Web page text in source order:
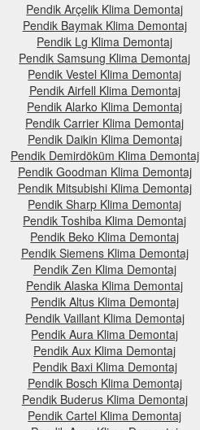
Pendik Arçelik Klima Demontaj
Pendik Baymak Klima Demontaj
Pendik Lg Klima Demontaj
Pendik Samsung Klima Demontaj
Pendik Vestel Klima Demontaj
Pendik Airfell Klima Demontaj
Pendik Alarko Klima Demontaj
Pendik Carrier Klima Demontaj
Pendik Daikin Klima Demontaj
Pendik Demirdöküm Klima Demontaj
Pendik Goodman Klima Demontaj
Pendik Mitsubishi Klima Demontaj
Pendik Sharp Klima Demontaj
Pendik Toshiba Klima Demontaj
Pendik Beko Klima Demontaj
Pendik Siemens Klima Demontaj
Pendik Zen Klima Demontaj
Pendik Alaska Klima Demontaj
Pendik Altus Klima Demontaj
Pendik Vaillant Klima Demontaj
Pendik Aura Klima Demontaj
Pendik Aux Klima Demontaj
Pendik Baxi Klima Demontaj
Pendik Bosch Klima Demontaj
Pendik Buderus Klima Demontaj
Pendik Cartel Klima Demontaj